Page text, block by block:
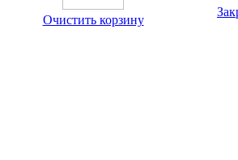
Очистить корзину